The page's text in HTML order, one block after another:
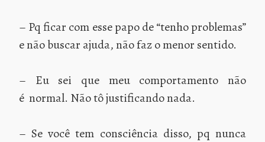
– Pq ficar com esse papo de “tenho problemas”
e não buscar ajuda, não faz o menor sentido.
– Eu sei que meu comportamento não
é normal. Não tô justificando nada.
– Se você tem consciência disso, pq nunca